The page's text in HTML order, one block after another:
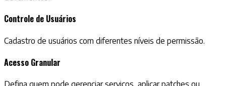
Controle de Usuários
Cadastro de usuários com diferentes níveis de permissão.
Acesso Granular